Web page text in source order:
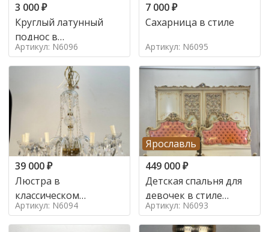
3 000₽
Круглый латунный
поднос в
марокканском стиле в
стиле
Артикул: N6096
7 000₽
Сахарница в стиле
Артикул: N6095
39 000₽
Люстра в
классическом
итальянском стиле на
10 ламп. в стиле
Артикул: N6094
Ярославль
449 000₽
Детская спальня для
девочек в стиле
итальянского барокко
в стиле
Артикул: N6093